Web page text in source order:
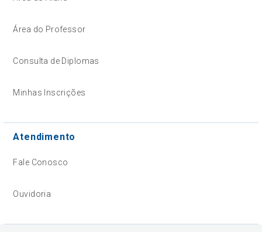
Área do Professor
Consulta de Diplomas
Minhas Inscrições
Atendimento
Fale Conosco
Ouvidoria